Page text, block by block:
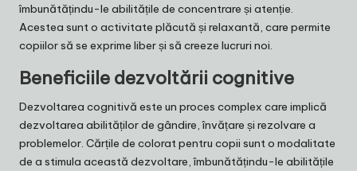
îmbunătățindu-le abilitățile de concentrare și atenție.
Acestea sunt o activitate plăcută și relaxantă, care permite
copiilor să se exprime liber și să creeze lucruri noi.
Beneficiile dezvoltării cognitive
Dezvoltarea cognitivă este un proces complex care implică
dezvoltarea abilităților de gândire, învățare și rezolvare a
problemelor. Cărțile de colorat pentru copii sunt o modalitate
de a stimula această dezvoltare, îmbunătățindu-le abilitățile